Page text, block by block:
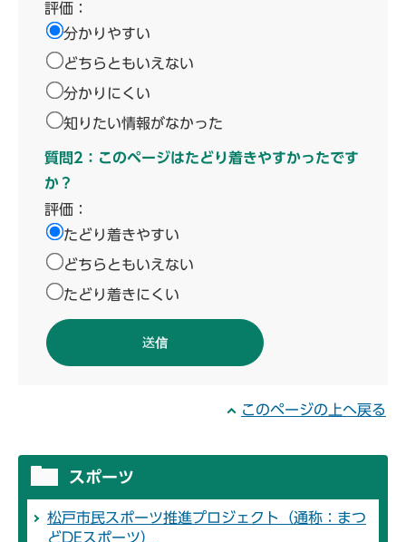
評価：
分かりやすい
どちらともいえない
分かりにくい
知りたい情報がなかった
質問2：このページはたどり着きやすかったです
か？
評価：
たどり着きやすい
どちらともいえない
たどり着きにくい
このページの上へ戻る
スポーツ
松戸市民スポーツ推進プロジェクト（通称：まつ
どDEスポーツ）